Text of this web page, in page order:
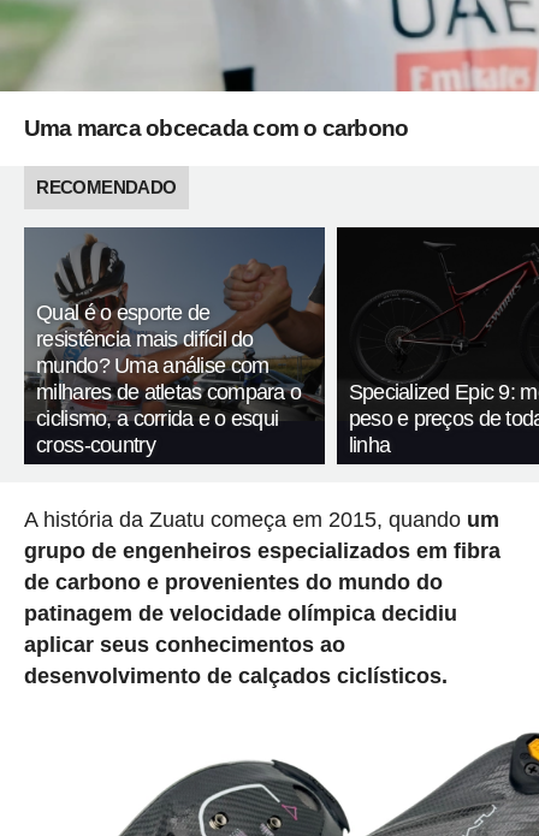
Uma marca obcecada com o carbono
RECOMENDADO
Qual é o esporte de
resistência mais difícil do
mundo? Uma análise com
milhares de atletas compara o
ciclismo, a corrida e o esqui
cross-country
Specialized Epic 9:
peso e preços de
linha
A história da Zuatu começa em 2015, quando um
grupo de engenheiros especializados em fibra
de carbono e provenientes do mundo do
patinagem de velocidade olímpica decidiu
aplicar seus conhecimentos ao
desenvolvimento de calçados ciclísticos.